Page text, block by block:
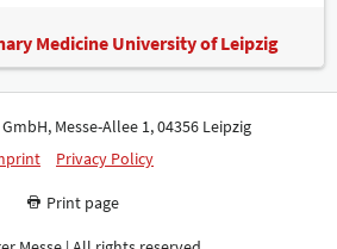
Medicine University of Leipzig
Messe-Allee 1, 04356 Leipzig
Privacy Policy
Print page